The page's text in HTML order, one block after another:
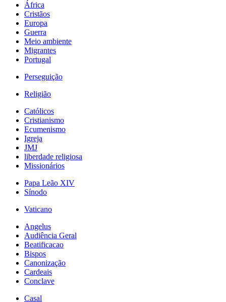
África
Cristãos
Europa
Guerra
Meio ambiente
Migrantes
Portugal
Perseguição
Religião
Católicos
Cristianismo
Ecumenismo
Igreja
JMJ
liberdade religiosa
Missionários
Papa Leão XIV
Sínodo
Vaticano
Angelus
Audiência Geral
Beatificacao
Bispos
Canonização
Cardeais
Conclave
Casal